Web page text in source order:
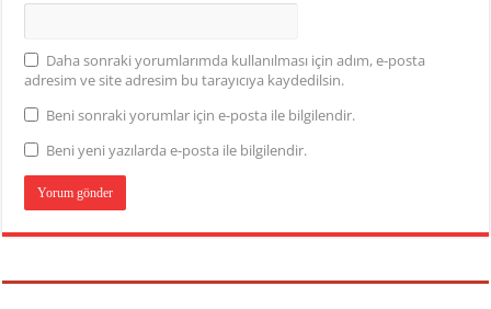
Daha sonraki yorumlarımda kullanılması için adım, e-posta
adresim ve site adresim bu tarayıcıya kaydedilsin.
Beni sonraki yorumlar için e-posta ile bilgilendir.
Beni yeni yazılarda e-posta ile bilgilendir.